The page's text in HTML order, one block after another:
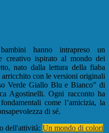
hanno intrapreso un
creativo ispirato al mondo dei
nato dalla lettura della fiaba
arricchito con le versioni originali
Verde Giallo Blu e Bianco” di
Agostinelli. Ogni racconto ha
come l’amicizia, la
di sé.
dell'attività: Un mondo di colori